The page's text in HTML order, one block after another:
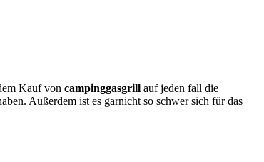
Kauf von campinggasgrill auf jeden fall die
Außerdem ist es garnicht so schwer sich für das